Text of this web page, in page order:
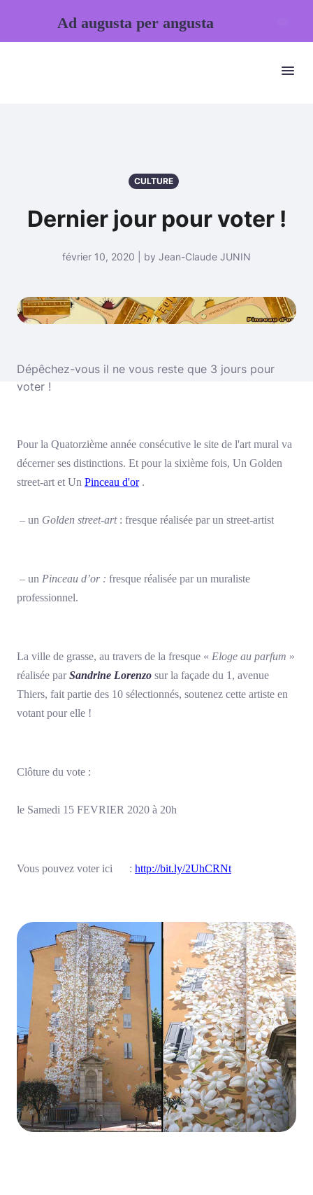
CULTURE
Dernier jour pour voter !
février 10, 2020 | by Jean-Claude JUNIN
Dépêchez-vous il ne vous reste que 3 jours pour
voter !
Pour la Quatorzième année consécutive le site de l'art mural va
décerner ses distinctions. Et pour la sixième fois, Un Golden
street-art et Un Pinceau d'or.
– un Golden street-art: fresque réalisée par un street-artist
– un Pinceau d’or : fresque réalisée par un muraliste
professionnel.
La ville de grasse, au travers de la fresque « Eloge au parfum »
réalisée parSandrine Lorenzo sur la façade du 1, avenue
Thiers, fait partie des 10 sélectionnés, soutenez cette artiste en
votant pour elle !
Clôture du vote :
le Samedi 15 FEVRIER 2020 à 20h
Vous pouvez voter ici : http://bit.ly/2UhCRNt
Ad augusta per angusta